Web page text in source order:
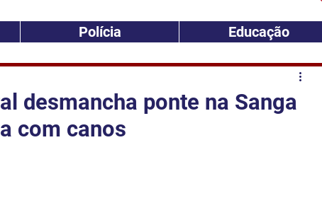
Polícia Educação
desmancha ponte na Sanga
com canos